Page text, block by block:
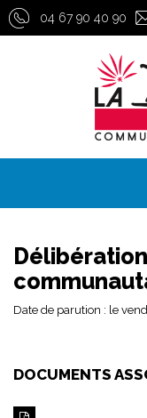
Gestion des traceurs
04 67 90 40 90
Date de parution : le
DOCUMENTS